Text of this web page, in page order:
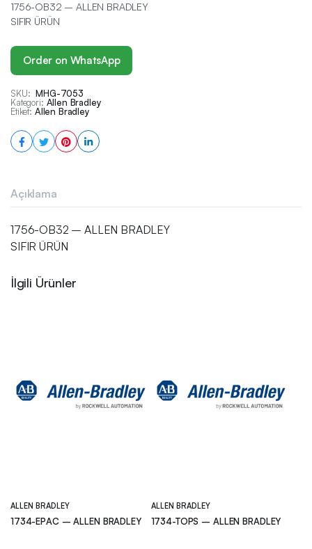
1756-OB32 – ALLEN BRADLEY
SIFIR ÜRÜN
Order on WhatsApp
SKU: MHG-7053
Kategori: Allen Bradley
Etiket: Allen Bradley
Açıklama
1756-OB32 – ALLEN BRADLEY
SIFIR ÜRÜN
İlgili Ürünler
ALLEN BRADLEY
1734-EPAC – ALLEN BRADLEY
ALLEN BRADLEY
1734-TOPS – ALLEN BRADLEY